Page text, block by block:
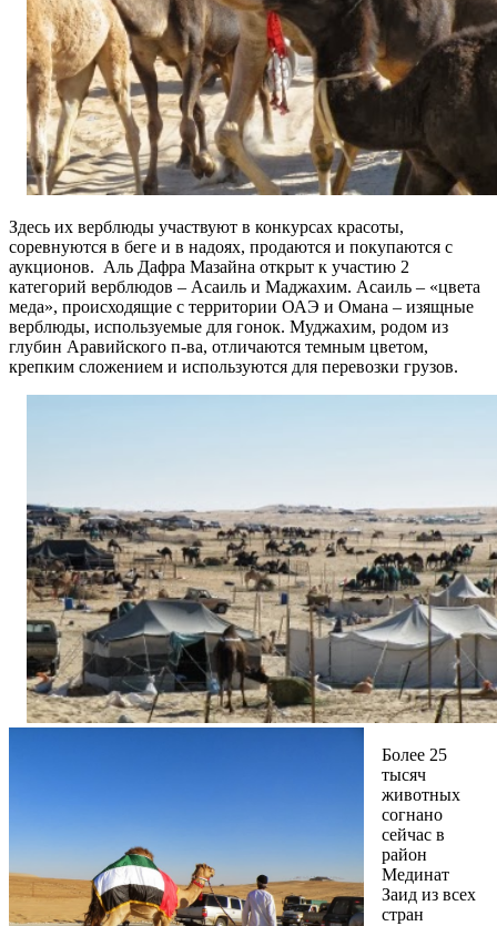
Здесь их верблюды участвуют в конкурсах красоты,
соревнуются в беге и в надоях, продаются и покупаются с
аукционов. Аль Дафра Мазайна открыт к участию 2
категорий верблюдов – Асаиль и Маджахим. Асаиль – «цвета
меда», происходящие с территории ОАЭ и Омана – изящные
верблюды, используемые для гонок. Муджахим, родом из
глубин Аравийского п-ва, отличаются темным цветом,
крепким сложением и используются для перевозки грузов.
Более 25
тысяч
животных
согнано
сейчас в
район
Мединат
Заид из всех
стран